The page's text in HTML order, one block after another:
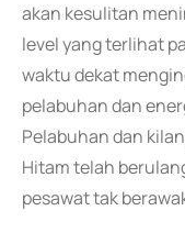
akan kesulitan
level yang terlihat
waktu dekat
pelabuhan dan
Pelabuhan dan
Hitam telah
pesawat tak